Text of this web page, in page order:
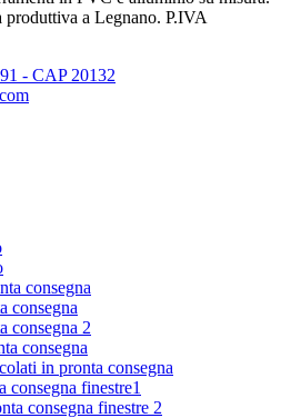
produttiva a Legnano. P.IVA
- CAP 20132
consegna
consegna
consegna 2
consegna
in pronta consegna
consegna finestre1
consegna finestre 2